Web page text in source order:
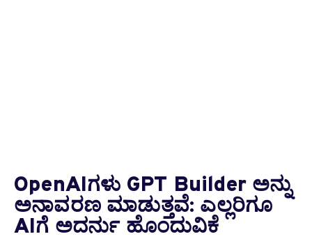
OpenAIಗಳು GPT Builder ಅನ್ನು
ಅನಾವರಣ ಮಾಡುತ್ತವೆ: ಎಲ್ಲರಿಗೂ
AIಗೆ ಅದರ್ನು ಹೊಂದುವಿಕೆ